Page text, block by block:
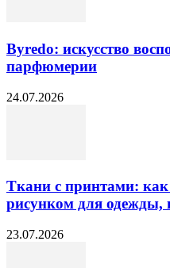
Byredo: искусство
парфюмерии
24.07.2026
Ткани с принтами:
рисунком для одежды,
23.07.2026